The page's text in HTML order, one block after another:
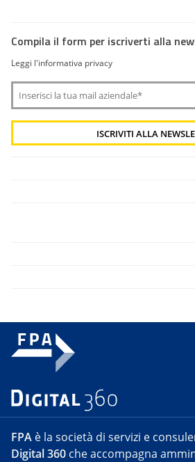
Compila il form per iscriverti alla
Leggi l'informativa privacy
FPA è la società di servizi e
Digital 360 che accompagna